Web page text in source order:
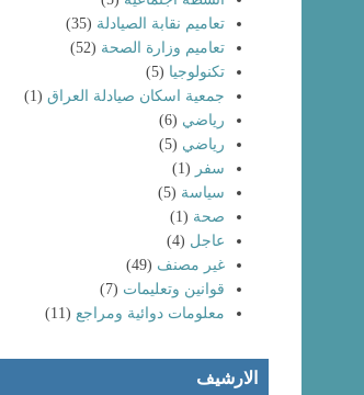
تعاميم نقابة الصيادلة (35)
تعاميم وزارة الصحة (52)
تكنولوجيا (5)
جمعية اسكان صيادلة العراق (1)
رياضي (6)
رياضي (5)
سفر (1)
سياسة (5)
صحة (1)
عاجل (4)
غير مصنف (49)
قوانين وتعليمات (7)
معلومات دوائية ومراجع (11)
الارشيف
انتماء خريجي
كليات الصيدلة
لعام (٢٠٢٤) إلى
نقابة صيادلة